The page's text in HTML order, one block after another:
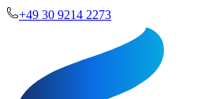
+49 30 9214 2273